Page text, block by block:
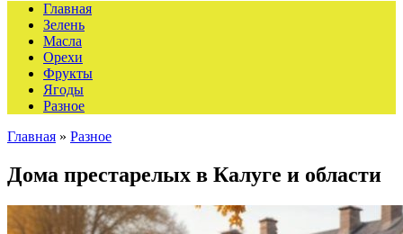
Главная
Зелень
Масла
Орехи
Фрукты
Ягоды
Разное
Главная » Разное
Дома престарелых в Калуге и области